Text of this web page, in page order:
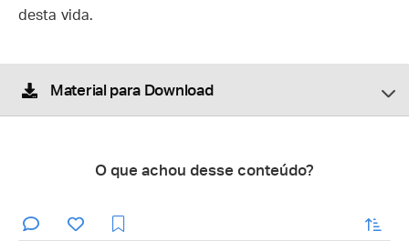
desta vida.
Material para Download
O que achou desse conteúdo?
enviar